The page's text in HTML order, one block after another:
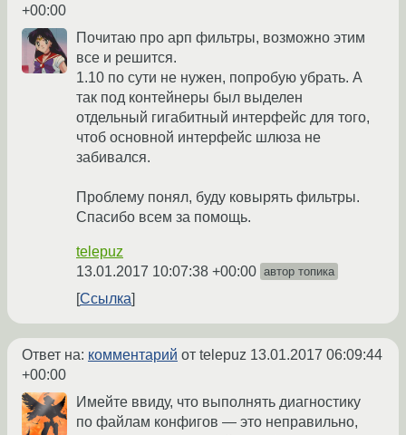
+00:00
Почитаю про арп фильтры, возможно этим
все и решится.
1.10 по сути не нужен, попробую убрать. А
так под контейнеры был выделен
отдельный гигабитный интерфейс для того,
чтоб основной интерфейс шлюза не
забивался.
Проблему понял, буду ковырять фильтры.
Спасибо всем за помощь.
telepuz
13.01.2017 10:07:38 +00:00 автор топика
Ссылка
Ответ на: комментарий от telepuz 13.01.2017 06:09:44
+00:00
Имейте ввиду, что выполнять диагностику
по файлам конфигов — это неправильно,